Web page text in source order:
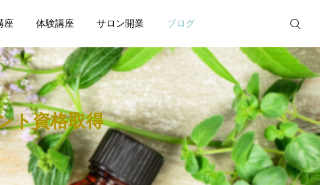
座 体験講座 サロン開業 ブログ
メルマガ
LINE
Instagram
ト資格取得